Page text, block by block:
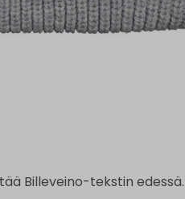
Billeveino-tekstin edessä.